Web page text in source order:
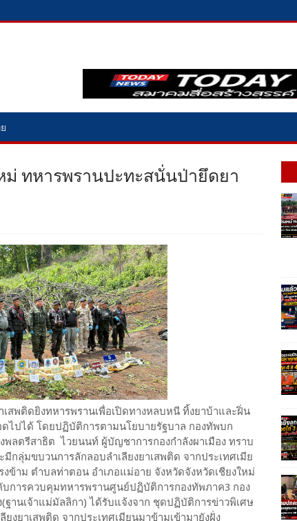
ม่ ทหารพรานปะทะสนั่นป่ายึดยา
สพติดยิงทหารพรานเพื่อเปิดทางหลบหนี ทิ้งยาบ้าและฝิ่น
ไปได้ โดยปฏิบัติการตามนโยบายรัฐบาล กองทัพบก
พลตรีสาธิต ไวยนนท์ ผู้บัญชาการกองกำลังผาเมือง ทราบ
กลุ่มขบวนการลักลอบลำเลียงยาเสพติด จากประเทศเมีย
ข้าม ตำบลท่าตอน อำเภอแม่อาย จังหวัดจังหวัดเชียงใหม่
การควบคุมทหารพรานศูนย์ปฏิบัติการกองทัพภาค3 กอง
ฐานเจ้าแม่มัลลิกา) ได้รับแจ้งจาก ชุดปฏิบัติการข่าวพิเศษ
งยาเสพติด จากประเทศเมียนมาข้ามเข้ามายังฝั่ง